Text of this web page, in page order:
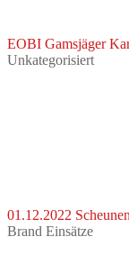
EOBI Gamsjäger
Unkategorisiert
01.12.2022
Brand Einsätze